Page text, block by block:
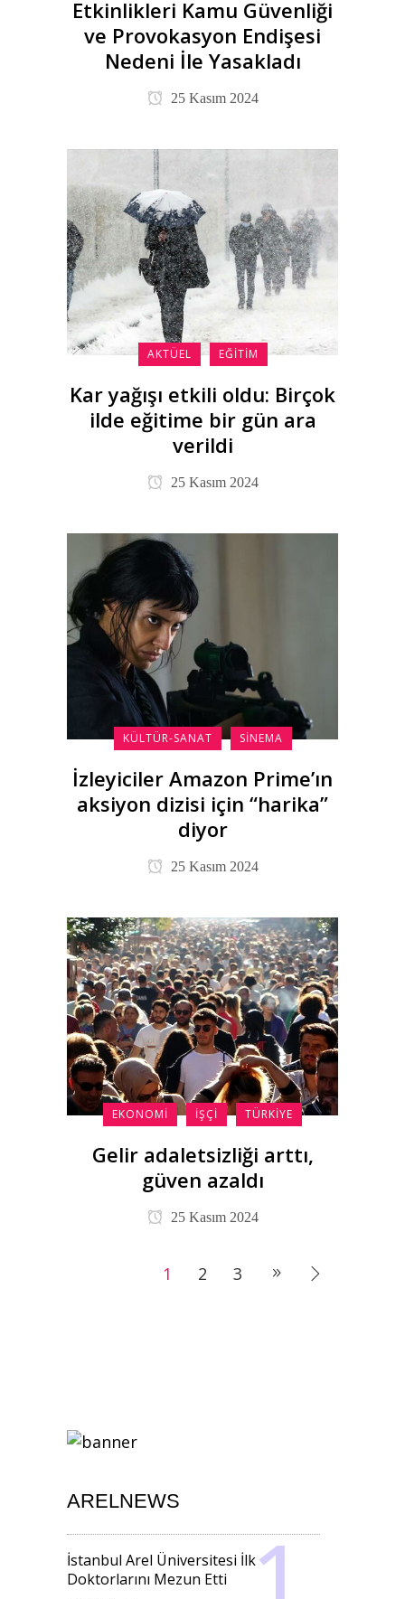
Etkinlikleri Kamu Güvenliği
ve Provokasyon Endişesi
Nedeni İle Yasakladı
25 Kasım 2024
AKTÜEL EĞITIM
Kar yağışı etkili oldu: Birçok
ilde eğitime bir gün ara
verildi
25 Kasım 2024
KÜLTÜR-SANAT SINEMA
İzleyiciler Amazon Prime’ın
aksiyon dizisi için “harika”
diyor
25 Kasım 2024
EKONOMI İŞÇI TÜRKIYE
Gelir adaletsizliği arttı,
güven azaldı
25 Kasım 2024
1 2 3
ARELNEWS
İstanbul Arel Üniversitesi İlk
Doktorlarını Mezun Etti